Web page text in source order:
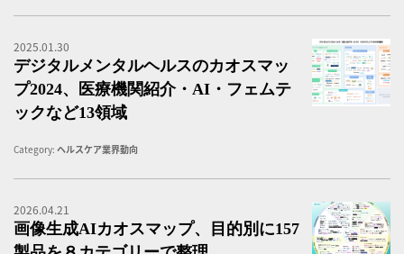
2025.01.30
デジタルメンタルヘルスのカオスマッ
プ2024、医療機関紹介・AI・フェムテ
ックなど13領域
Category: ヘルスケア業界動向
2026.04.21
画像生成AIカオスマップ、目的別に157